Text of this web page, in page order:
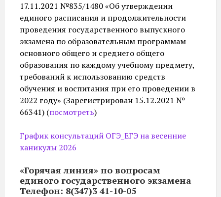
17.11.2021 №835/1480 «Об утверждении
единого расписания и продолжительности
проведения государственного выпускного
экзамена по образовательным программам
основного общего и среднего общего
образования по каждому учебному предмету,
требований к использованию средств
обучения и воспитания при его проведении в
2022 году» (Зарегистрирован 15.12.2021 №
66341) (посмотреть)
График консультаций ОГЭ_ЕГЭ на весенние
каникулы 2026
«Горячая линия» по вопросам
единого государственного экзамена
Телефон: 8(347)3 41-10-05